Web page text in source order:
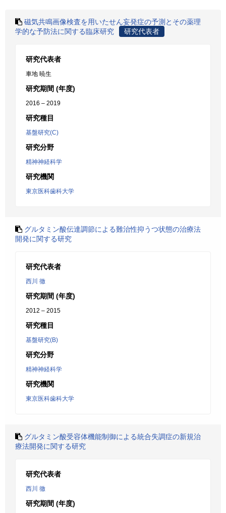
磁気共鳴画像検査を用いたせん妄発症の予測とその薬理
学的な予防法に関する臨床研究
研究代表者
研究代表者
車地 暁生
研究期間 (年度)
2016 – 2019
研究種目
基盤研究(C)
研究分野
精神神経科学
研究機関
東京医科歯科大学
グルタミン酸伝達調節による難治性抑うつ状態の治療法
開発に関する研究
研究代表者
西川 徹
研究期間 (年度)
2012 – 2015
研究種目
基盤研究(B)
研究分野
精神神経科学
研究機関
東京医科歯科大学
グルタミン酸受容体機能制御による統合失調症の新規治
療法開発に関する研究
研究代表者
西川 徹
研究期間 (年度)